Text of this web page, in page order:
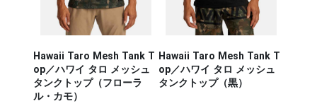
Hawaii Taro Mesh Tank T
op／ハワイ タロ メッシュ
タンクトップ（フローラ
ル・カモ）
Hawaii Taro Mesh Tank T
op／ハワイ タロ メッシュ
タンクトップ（黒）